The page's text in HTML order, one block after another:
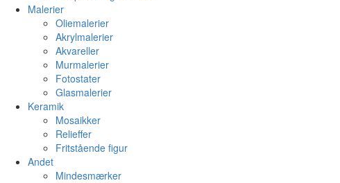
Malerier
Oliemalerier
Akrylmalerier
Akvareller
Murmalerier
Fotostater
Glasmalerier
Keramik
Mosaikker
Relieffer
Fritstående figur
Andet
Mindesmærker